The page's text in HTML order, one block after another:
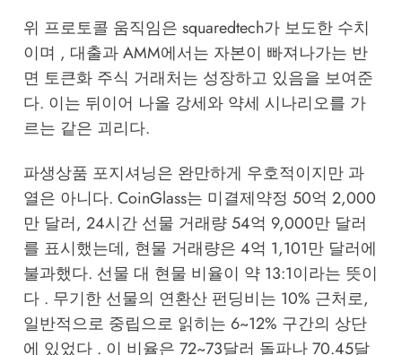
위 프로토콜 움직임은 squaredtech가 보도한 수치
이며 , 대출과 AMM에서는 자본이 빠져나가는 반
면 토큰화 주식 거래처는 성장하고 있음을 보여준
다. 이는 뒤이어 나올 강세와 약세 시나리오를 가
르는 같은 괴리다.
파생상품 포지셔닝은 완만하게 우호적이지만 과
열은 아니다. CoinGlass는 미결제약정 50억 2,000
만 달러, 24시간 선물 거래량 54억 9,000만 달러
를 표시했는데, 현물 거래량은 4억 1,101만 달러에
불과했다. 선물 대 현물 비율이 약 13:1이라는 뜻이
다 . 무기한 선물의 연환산 펀딩비는 10% 근처로,
일반적으로 중립으로 읽히는 6~12% 구간의 상단
에 있었다 . 이 비율은 72~73달러 돌파나 70.45달